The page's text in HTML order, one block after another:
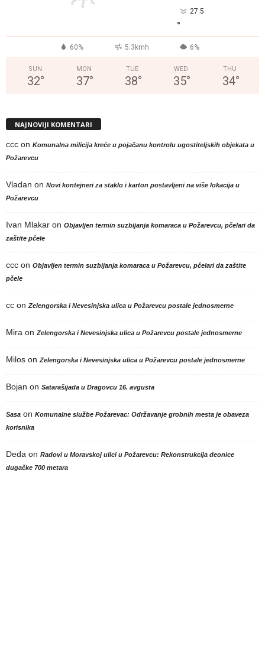
27.5
°
60% 5.3kmh 6%
SUN
32°
MON
37°
TUE
38°
WED
35°
THU
34°
NAJNOVIJI KOMENTARI
ccc on Komunalna milicija kreće u pojačanu kontrolu ugostiteljskih objekata u
Požarevcu
Vladan on Novi kontejneri za staklo i karton postavljeni na više lokacija u
Požarevcu
Ivan Mlakar on Objavljen termin suzbijanja komaraca u Požarevcu, pčelari da
zaštite pčele
ccc on Objavljen termin suzbijanja komaraca u Požarevcu, pčelari da zaštite
pčele
cc on Zelengorska i Nevesinjska ulica u Požarevcu postale jednosmerne
Mira on Zelengorska i Nevesinjska ulica u Požarevcu postale jednosmerne
Milos on Zelengorska i Nevesinjska ulica u Požarevcu postale jednosmerne
Bojan on Satarašijada u Dragovcu 16. avgusta
Sasa on Komunalne službe Požarevac: Održavanje grobnih mesta je obaveza
korisnika
Deda on Radovi u Moravskoj ulici u Požarevcu: Rekonstrukcija deonice
dugačke 700 metara